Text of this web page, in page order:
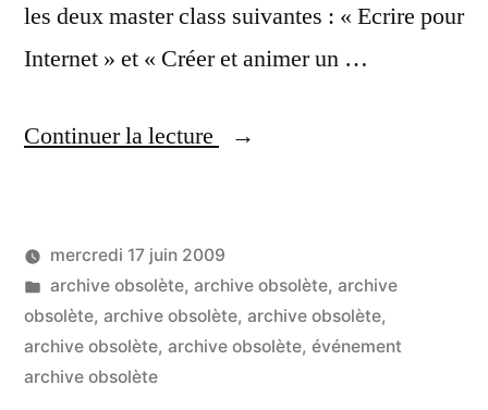
les deux master class suivantes : « Ecrire pour
Internet » et « Créer et animer un …
Continuer la lecture
« «
tous
ces
médias »
Publié
par
LucL
mercredi 17 juin 2009
Publié
dans
archive obsolète, archive obsolète, archive
obsolète, archive obsolète, archive obsolète,
archive obsolète, archive obsolète, événement
archive obsolète